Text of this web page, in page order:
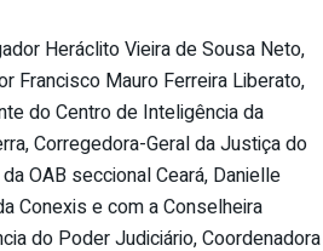
Heráclito Vieira de Sousa Neto,
Francisco Mauro Ferreira Liberato,
do Centro de Inteligência da
Corregedora-Geral da Justiça do
OAB seccional Ceará, Danielle
Conexis e com a Conselheira
do Poder Judiciário, Coordenadora